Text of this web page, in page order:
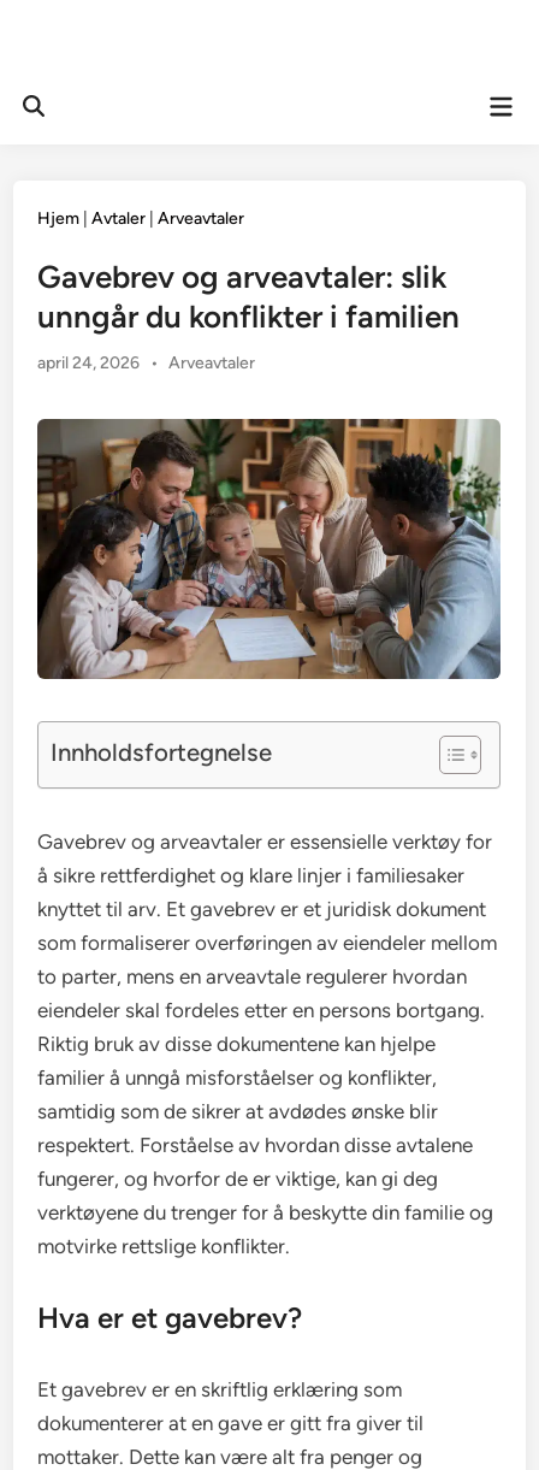
Open
Hjem |Avtaler |Arveavtaler
Gavebrev og arveavtaler: slik
unngår du konflikter i familien
april 24, 2026 • Posted
Arveavtaler
Innholdsfortegnelse
Gavebrev og arveavtaler er essensielle verktøy for
å sikre rettferdighet og klare linjer i familiesaker
knyttet til arv. Et gavebrev er et juridisk dokument
som formaliserer overføringen av eiendeler mellom
to parter, mens en arveavtale regulerer hvordan
eiendeler skal fordeles etter en persons bortgang.
Riktig bruk av disse dokumentene kan hjelpe
familier å unngå misforståelser og konflikter,
samtidig som de sikrer at avdødes ønske blir
respektert. Forståelse av hvordan disse avtalene
fungerer, og hvorfor de er viktige, kan gi deg
verktøyene du trenger for å beskytte din familie og
motvirke rettslige konflikter.
Hva er et gavebrev?
Et gavebrev er en skriftlig erklæring som
dokumenterer at en gave er gitt fra giver til
mottaker. Dette kan være alt fra penger og